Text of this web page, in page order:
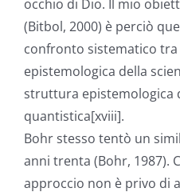
occhio di Dio. Il mio
(Bitbol, 2000) è perciò
confronto sistematico
epistemologica della
struttura epistemologica
quantistica[xviii].
Bohr stesso tentò un
anni trenta (Bohr, 1987).
approccio non è privo di